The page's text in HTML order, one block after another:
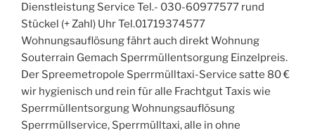
Dienstleistung Service Tel.- 030-60977577 rund
Stückel (+ Zahl) Uhr Tel.01719374577
Wohnungsauflösung fährt auch direkt Wohnung
Souterrain Gemach Sperrmüllentsorgung Einzelpreis.
Der Spreemetropole Sperrmülltaxi-Service satte 80 €
wir hygienisch und rein für alle Frachtgut Taxis wie
Sperrmüllentsorgung Wohnungsauflösung
Sperrmüllservice, Sperrmülltaxi, alle in ohne